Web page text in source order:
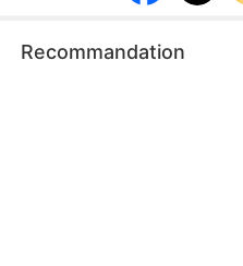
Recommandation